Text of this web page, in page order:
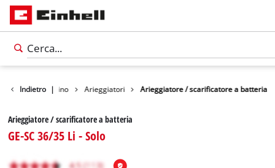
Indietro |
Giardino Arieggiatori Arieggiatore / scarificatore a batteria
Arieggiatore / scarificatore a batteria
GE-SC 36/35 Li - Solo